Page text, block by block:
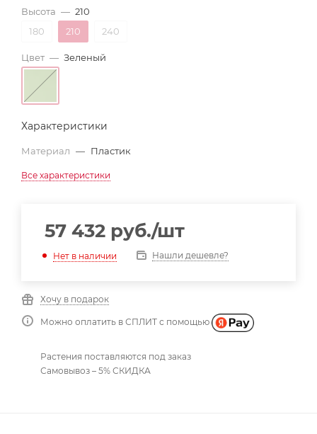
Высота — 210
180
210 240
Цвет — Зеленый
Характеристики
Материал — Пластик
Все характеристики
57 432 руб./шт
Нет в наличии Нашли дешевле?
Хочу в подарок
Можно оплатить в СПЛИТ с помощью
Растения поставляются под заказ
Самовывоз – 5% СКИДКА